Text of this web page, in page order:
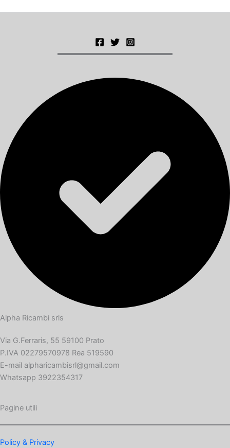
Alpha Ricambi srls
Via G.Ferraris, 55 59100 Prato
P.IVA 02279570978 Rea 519590
E-mail alpharicambisrl@gmail.com
Whatsapp 3922354317
Pagine utili
Policy & Privacy